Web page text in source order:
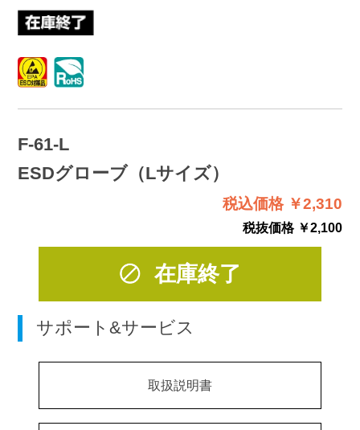
F-61-L
ESDグローブ（Lサイズ）
税込価格 ￥2,310
税抜価格 ￥2,100
在庫終了
サポート&サービス
取扱説明書